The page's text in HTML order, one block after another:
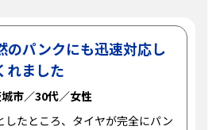
のパンクにも迅速対応し
れました
市／30代／女性
したところ、タイヤが完全にパン